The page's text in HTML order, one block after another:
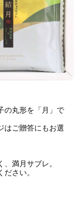
の丸形を「月」で
はご贈答にもお選
満月サブレ。
さい。